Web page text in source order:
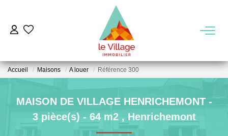
VENTE
GESTION
Accueil Maisons A louer Référence 300
MAISON DE VILLAGE HENRICHEMONT -
3 pièce(s) - 64 m2 , Henrichemont